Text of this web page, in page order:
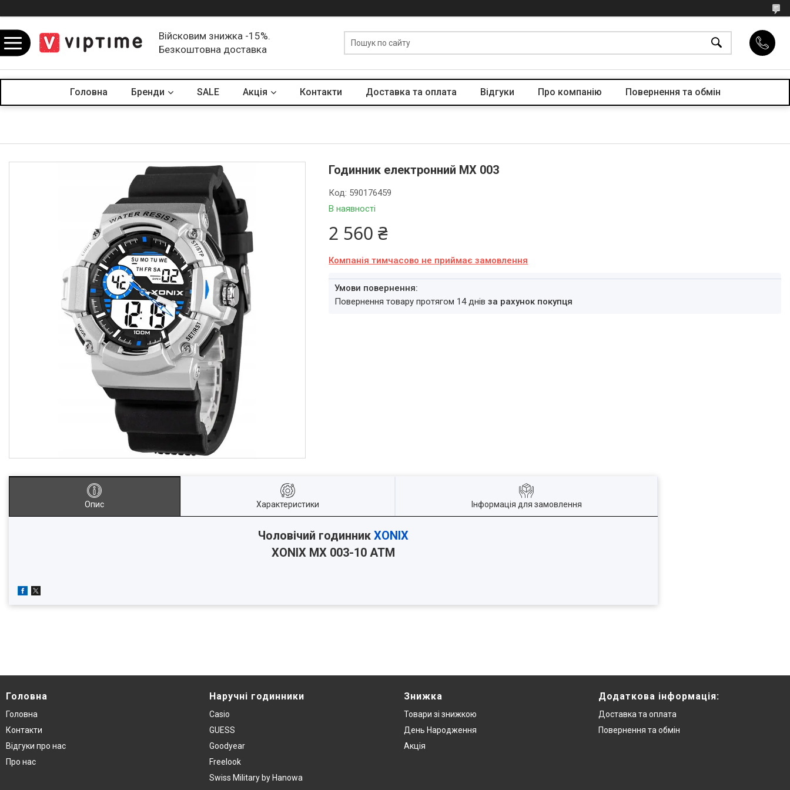
Війсковим знижка -15%.
Безкоштовна доставка
Головна Бренди SALE Акцiя Контакти Доставка та оплата Вiдгуки Про компанiю Повернення та обмін
Годинник електронний MX 003
В наявності
Код: 590176459
2 560 ₴
Компанія тимчасово не приймає замовлення
повернення товару протягом 14 днівза рахунок покупця
Опис Характеристики Інформація для замовлення
Чоловічий годинник XONIX
XONIX MX 003-10 ATM
Головна
Головна
Контакти
Вiдгуки про нас
Про нас
Наручнi годинники
Casio
GUESS
Goodyear
Freelook
Swiss Military by Hanowa
Знижка
Товари зi знижкою
День Народження
Акція
Додаткова інформацiя:
Доставка та оплата
Повернення та обмiн